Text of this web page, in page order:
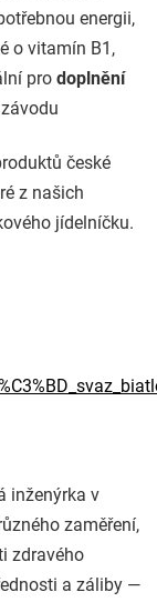
energii,
o vitamín B1,
pro doplnění
české
z našich
jídelníčku.
inženýrka v
zaměření,
zdravého
a záliby —